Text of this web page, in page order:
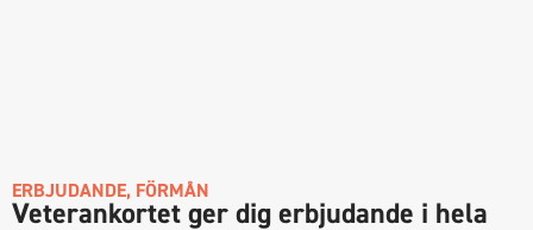
ERBJUDANDE, FÖRMÅN
Veterankortet ger dig erbjudande i hela